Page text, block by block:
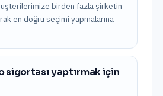
birden fazla şirketin
en doğru seçimi yapmalarına
sigortası yaptırmak için